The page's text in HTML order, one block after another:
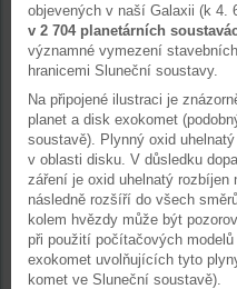
objevených v naší Galaxii (k 4.
v 2 704 planetárních
významné vymezení
hranicemi Sluneční soustavy.
Na připojené ilustraci je
planet a disk exokomet
soustavě). Plynný oxid
v oblasti disku. V důsledku
záření je oxid uhelnatý
následně rozšíří do všech
kolem hvězdy může být
při použití počítačových
exokomet uvolňujících tyto
komet ve Sluneční soustavě).